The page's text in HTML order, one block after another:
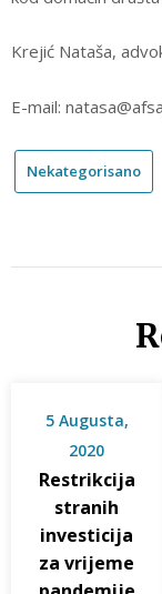
Krejić Nataša,
E-mail:
Nekategorisano
5 Augusta,
2020
Restrikcija
stranih
investicija
za vrijeme